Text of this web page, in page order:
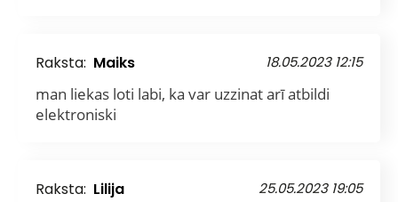
Raksta: Maiks 18.05.2023 12:15
man liekas loti labi, ka var uzzinat arī atbildi
elektroniski
Raksta: Lilija 25.05.2023 19:05